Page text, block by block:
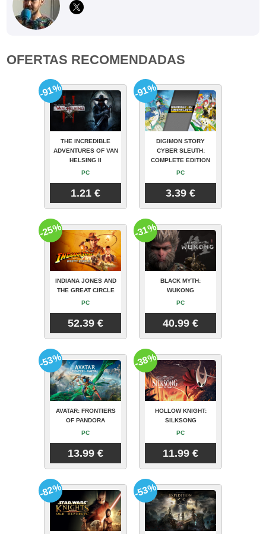
OFERTAS RECOMENDADAS
THE INCREDIBLE
ADVENTURES OF VAN
HELSING II
PC
1.21 €
-91%
DIGIMON STORY
CYBER SLEUTH:
COMPLETE EDITION
PC
3.39 €
-91%
INDIANA JONES AND
THE GREAT CIRCLE
PC
52.39 €
-25%
BLACK MYTH:
WUKONG
PC
40.99 €
-31%
AVATAR: FRONTIERS
OF PANDORA
PC
13.99 €
-53%
HOLLOW KNIGHT:
SILKSONG
PC
11.99 €
-38%
-82% -53%